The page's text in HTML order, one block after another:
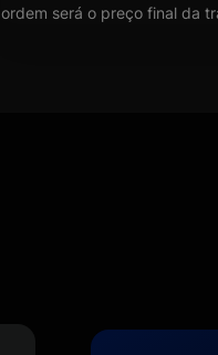
ordem será o preço final da